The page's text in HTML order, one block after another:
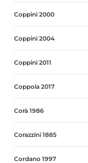
Coppini 2000
Coppini 2004
Coppini 2011
Coppola 2017
Corà 1986
Corazzini 1885
Cordano 1997